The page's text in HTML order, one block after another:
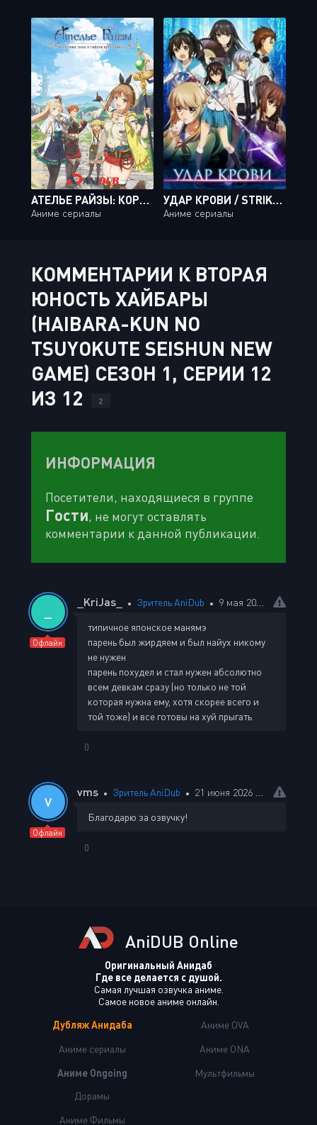
АТЕЛЬЕ РАЙЗЫ: КОРОЛЕВА ТЬМЫ И ТАЙНОЕ ПРИСТАНИЩЕ / RYZA NO ATELIER: TOKOYAMI NO JOOU TO HIMITSU NO KAKUREGA [12 ИЗ 12]
Аниме сериалы
УДАР КРОВИ / STRIKE THE BLOOD [24 ИЗ 24]
Аниме сериалы
КОММЕНТАРИИ К ВТОРАЯ
ЮНОСТЬ ХАЙБАРЫ
(HAIBARA-KUN NO
TSUYOKUTE SEISHUN NEW
GAME) СЕЗОН 1, СЕРИИ 12
ИЗ 12
2
ИНФОРМАЦИЯ
Посетители, находящиеся в группе
Гости, не могут оставлять
комментарии к данной публикации.
Офлайн
_KriJas_ Зритель AniDub 9 мая 2026 22:01
типичное японское манямэ
парень был жирдяем и был найух никому
не нужен
парень похудел и стал нужен абсолютно
всем девкам сразу (но только не той
которая нужна ему, хотя скорее всего и
той тоже) и все готовы на хуй прыгать
0
V
Офлайн
vms Зритель AniDub 21 июня 2026 12:46
Благодарю за озвучку!
0
AniDUB Online
Оригинальный Анидаб
Где все делается с душой.
Самая лучшая озвучка аниме.
Самое новое аниме онлайн.
Дубляж Анидаба
Аниме сериалы
Аниме Ongoing
Аниме OVA
Аниме ONA
Мультфильмы
Дорамы
Аниме Фильмы